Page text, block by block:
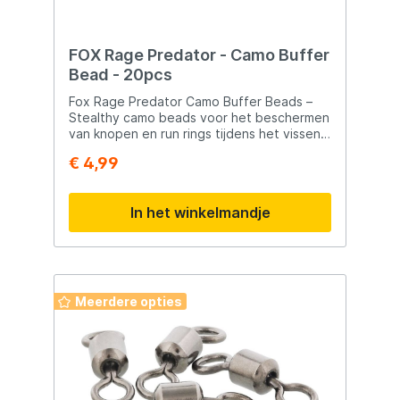
FOX Rage Predator - Camo Buffer
Bead - 20pcs
Fox Rage Predator Camo Buffer Beads –
Stealthy camo beads voor het beschermen
van knopen en run rings tijdens het vissen.
knopen en run rings tijdens het werpen
verpakking Inhoud: 20 stuks
€ 4,99
In het winkelmandje
Meerdere opties